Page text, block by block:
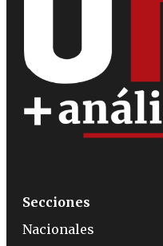
Secciones
Nacionales